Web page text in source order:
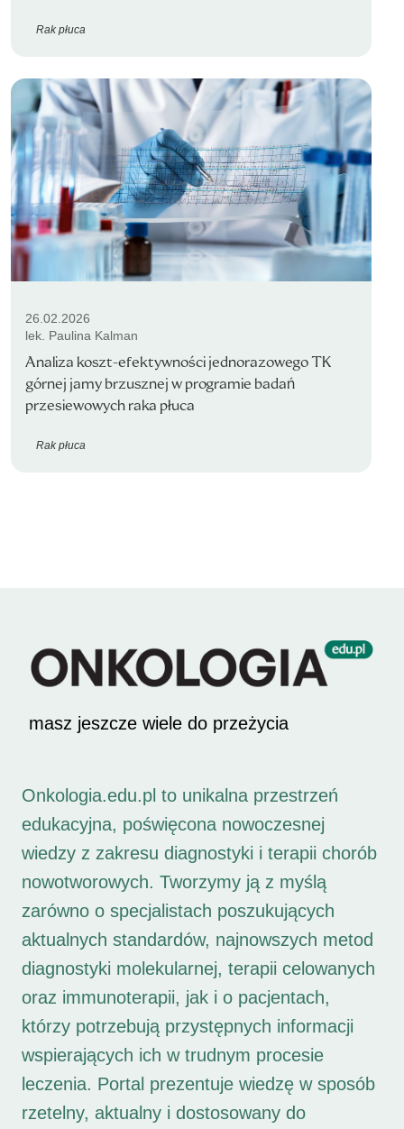
Rak płuca
26.02.2026
lek. Paulina Kalman
Analiza koszt-efektywności jednorazowego TK
górnej jamy brzusznej w programie badań
przesiewowych raka płuca
Rak płuca
masz jeszcze wiele do przeżycia
Onkologia.edu.pl to unikalna przestrzeń
edukacyjna, poświęcona nowoczesnej
wiedzy z zakresu diagnostyki i terapii chorób
nowotworowych. Tworzymy ją z myślą
zarówno o specjalistach poszukujących
aktualnych standardów, najnowszych metod
diagnostyki molekularnej, terapii celowanych
oraz immunoterapii, jak i o pacjentach,
którzy potrzebują przystępnych informacji
wspierających ich w trudnym procesie
leczenia. Portal prezentuje wiedzę w sposób
rzetelny, aktualny i dostosowany do